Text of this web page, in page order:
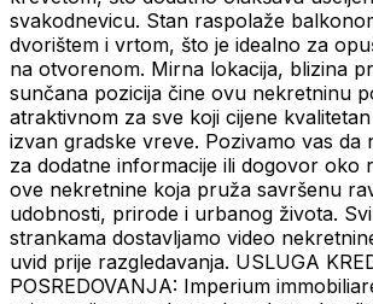
svakodnevicu. Stan raspolaže
dvorištem i vrtom, što je idealno za
na otvorenom. Mirna lokacija, blizina
sunčana pozicija čine ovu nekretninu
atraktivnom za sve koji cijene
izvan gradske vreve. Pozivamo vas da
za dodatne informacije ili dogovor oko
ove nekretnine koja pruža savršenu
udobnosti, prirode i urbanog života.
strankama dostavljamo video
uvid prije razgledavanja. USLUGA
POSREDOVANJA: Imperium